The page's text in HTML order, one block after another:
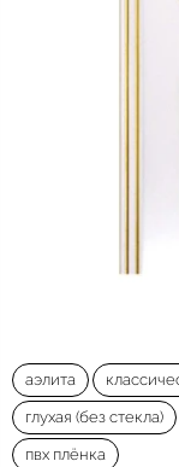
аэлита
глухая (без стекла)
пвх плёнка